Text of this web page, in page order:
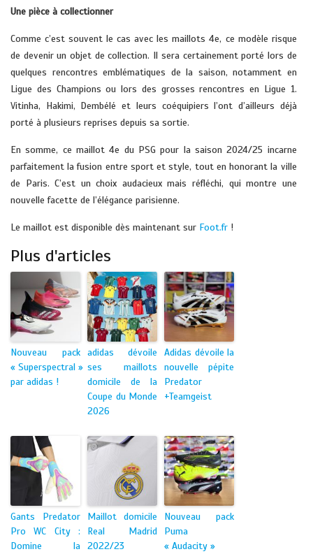
Une pièce à collectionner
Comme c’est souvent le cas avec les maillots 4e, ce modèle risque
de devenir un objet de collection. Il sera certainement porté lors de
quelques rencontres emblématiques de la saison, notamment en
Ligue des Champions ou lors des grosses rencontres en Ligue 1.
Vitinha, Hakimi, Dembélé et leurs coéquipiers l’ont d’ailleurs déjà
porté à plusieurs reprises depuis sa sortie.
En somme, ce maillot 4e du PSG pour la saison 2024/25 incarne
parfaitement la fusion entre sport et style, tout en honorant la ville
de Paris. C’est un choix audacieux mais réfléchi, qui montre une
nouvelle facette de l’élégance parisienne.
Le maillot est disponible dès maintenant sur Foot.fr !
Plus d'articles
Nouveau pack
« Superspectral »
par adidas !
adidas dévoile
ses maillots
domicile de la
Coupe du Monde
2026
Adidas dévoile la
nouvelle pépite
Predator
+Teamgeist
Gants Predator
Pro WC City :
Domine la
Maillot domicile
Real Madrid
2022/23
Nouveau pack
Puma
« Audacity »